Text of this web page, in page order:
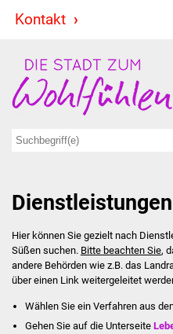
Kontakt
Hier können Sie gezielt nach
Süßen suchen. Bitte beachten Sie,
andere Behörden wie z.B. das
über einen Link weitergeleitet
Wählen Sie ein Verfahren aus
Gehen Sie auf die Unterseite